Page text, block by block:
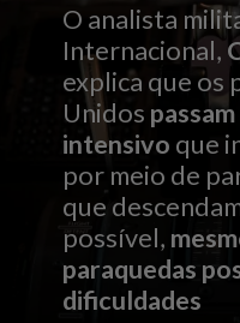
O analista
Internacional,
explica que os
Unidos
intensivo que
por meio de
que
possível,
paraquedas
dificuldades